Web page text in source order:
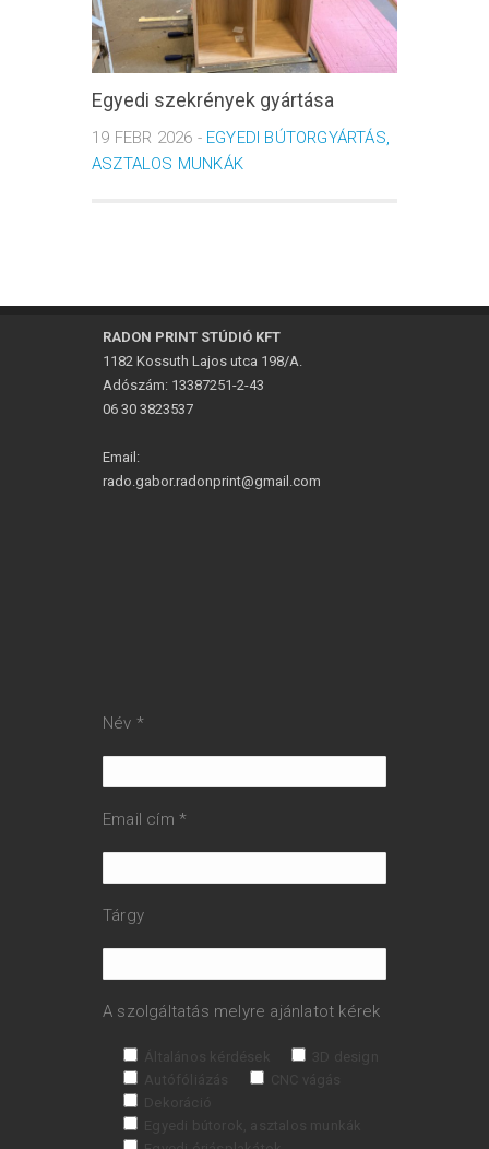
Egyedi szekrények gyártása
19 FEBR 2026 - EGYEDI BÚTORGYÁRTÁS,
ASZTALOS MUNKÁK
RADON PRINT STÚDIÓ KFT
1182 Kossuth Lajos utca 198/A.
Adószám: 13387251-2-43
06 30 3823537
Email:
rado.gabor.radonprint@gmail.com
Név *
Email cím *
Tárgy
A szolgáltatás melyre ajánlatot kérek
Általános kérdések
Autófóliázás
Egyedi bútorok, asztalos munkák